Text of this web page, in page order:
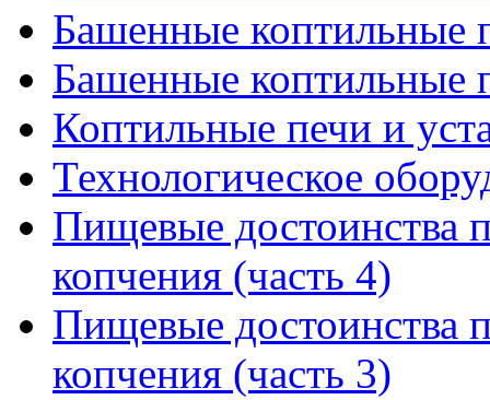
Башенные коптильные
Башенные коптильные
Коптильные печи и
Технологическое
Пищевые достоинства
копчения (часть 4)
Пищевые достоинства
копчения (часть 3)